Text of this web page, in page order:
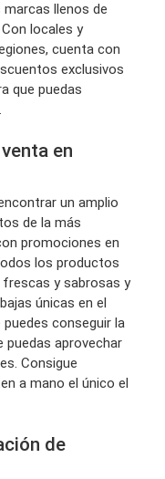
llenos de
locales y
cuenta con
exclusivos
que puedas
en
un amplio
de la más
promociones en
los productos
y sabrosas y
únicas en el
conseguir la
puedas aprovechar
Consigue
a mano el único el
de